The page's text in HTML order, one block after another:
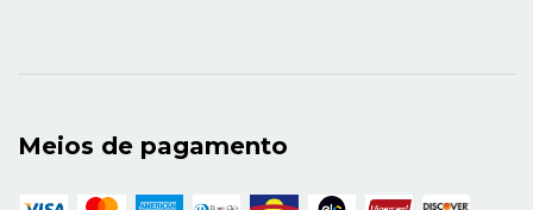
Meios de pagamento